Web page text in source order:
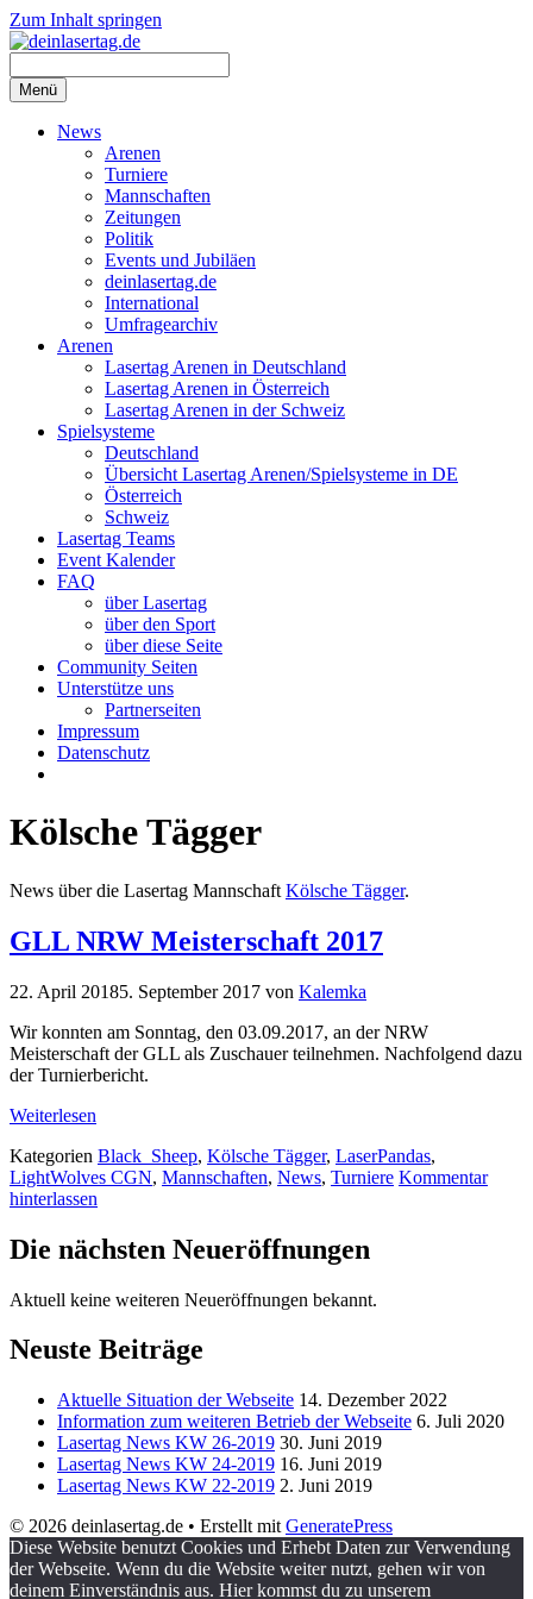
Zum Inhalt springen
Menü
News
Arenen
Turniere
Mannschaften
Zeitungen
Politik
Events und Jubiläen
deinlasertag.de
International
Umfragearchiv
Arenen
Lasertag Arenen in Deutschland
Lasertag Arenen in Österreich
Lasertag Arenen in der Schweiz
Spielsysteme
Deutschland
Übersicht Lasertag Arenen/Spielsysteme in DE
Österreich
Schweiz
Lasertag Teams
Event Kalender
FAQ
über Lasertag
über den Sport
über diese Seite
Community Seiten
Unterstütze uns
Partnerseiten
Impressum
Datenschutz
Kölsche Tägger
News über die Lasertag Mannschaft Kölsche Tägger.
GLL NRW Meisterschaft 2017
22. April 20185. September 2017 von Kalemka
Wir konnten am Sonntag, den 03.09.2017, an der NRW
Meisterschaft der GLL als Zuschauer teilnehmen. Nachfolgend dazu
der Turnierbericht.
Weiterlesen
Kategorien Black_Sheep, Kölsche Tägger, LaserPandas,
LightWolves CGN, Mannschaften, News, Turniere Kommentar
hinterlassen
Die nächsten Neueröffnungen
Aktuell keine weiteren Neueröffnungen bekannt.
Neuste Beiträge
Aktuelle Situation der Webseite 14. Dezember 2022
Information zum weiteren Betrieb der Webseite 6. Juli 2020
Lasertag News KW 26-2019 30. Juni 2019
Lasertag News KW 24-2019 16. Juni 2019
Lasertag News KW 22-2019 2. Juni 2019
© 2026 deinlasertag.de • Erstellt mit GeneratePress
Diese Website benutzt Cookies und Erhebt Daten zur Verwendung
der Webseite. Wenn du die Website weiter nutzt, gehen wir von
deinem Einverständnis aus. Hier kommst du zu unserem